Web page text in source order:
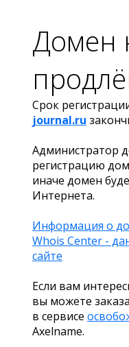
Домен
Срок
journal.ru
Администратор
регистрацию
иначе домен
Интернета.
Информация о
Whois Center -
сайте
Если вам
вы можете
в сервисе
Axelname.